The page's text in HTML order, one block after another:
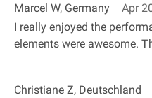
Marcel W, Germany
Apr
I really enjoyed the
elements were awesome.
Christiane Z, Deutschland